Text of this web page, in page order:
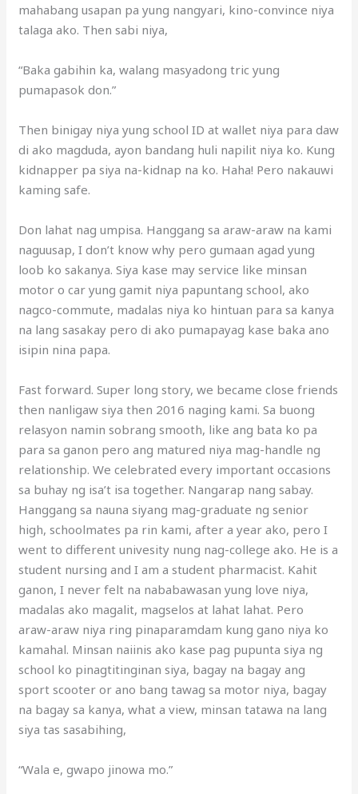
mahabang usapan pa yung nangyari, kino-convince niya
talaga ako. Then sabi niya,
“Baka gabihin ka, walang masyadong tric yung
pumapasok don.”
Then binigay niya yung school ID at wallet niya para daw
di ako magduda, ayon bandang huli napilit niya ko. Kung
kidnapper pa siya na-kidnap na ko. Haha! Pero nakauwi
kaming safe.
Don lahat nag umpisa. Hanggang sa araw-araw na kami
naguusap, I don’t know why pero gumaan agad yung
loob ko sakanya. Siya kase may service like minsan
motor o car yung gamit niya papuntang school, ako
nagco-commute, madalas niya ko hintuan para sa kanya
na lang sasakay pero di ako pumapayag kase baka ano
isipin nina papa.
Fast forward. Super long story, we became close friends
then nanligaw siya then 2016 naging kami. Sa buong
relasyon namin sobrang smooth, like ang bata ko pa
para sa ganon pero ang matured niya mag-handle ng
relationship. We celebrated every important occasions
sa buhay ng isa’t isa together. Nangarap nang sabay.
Hanggang sa nauna siyang mag-graduate ng senior
high, schoolmates pa rin kami, after a year ako, pero I
went to different univesity nung nag-college ako. He is a
student nursing and I am a student pharmacist. Kahit
ganon, I never felt na nababawasan yung love niya,
madalas ako magalit, magselos at lahat lahat. Pero
araw-araw niya ring pinaparamdam kung gano niya ko
kamahal. Minsan naiinis ako kase pag pupunta siya ng
school ko pinagtitinginan siya, bagay na bagay ang
sport scooter or ano bang tawag sa motor niya, bagay
na bagay sa kanya, what a view, minsan tatawa na lang
siya tas sasabihing,
“Wala e, gwapo jinowa mo.”